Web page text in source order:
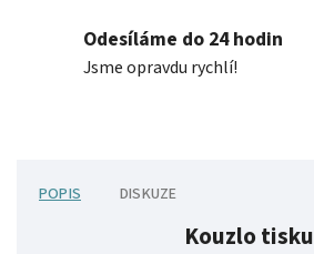
Odesíláme do 24 hodin
Jsme opravdu rychlí!
POPIS DISKUZE
Kouzlo tisku